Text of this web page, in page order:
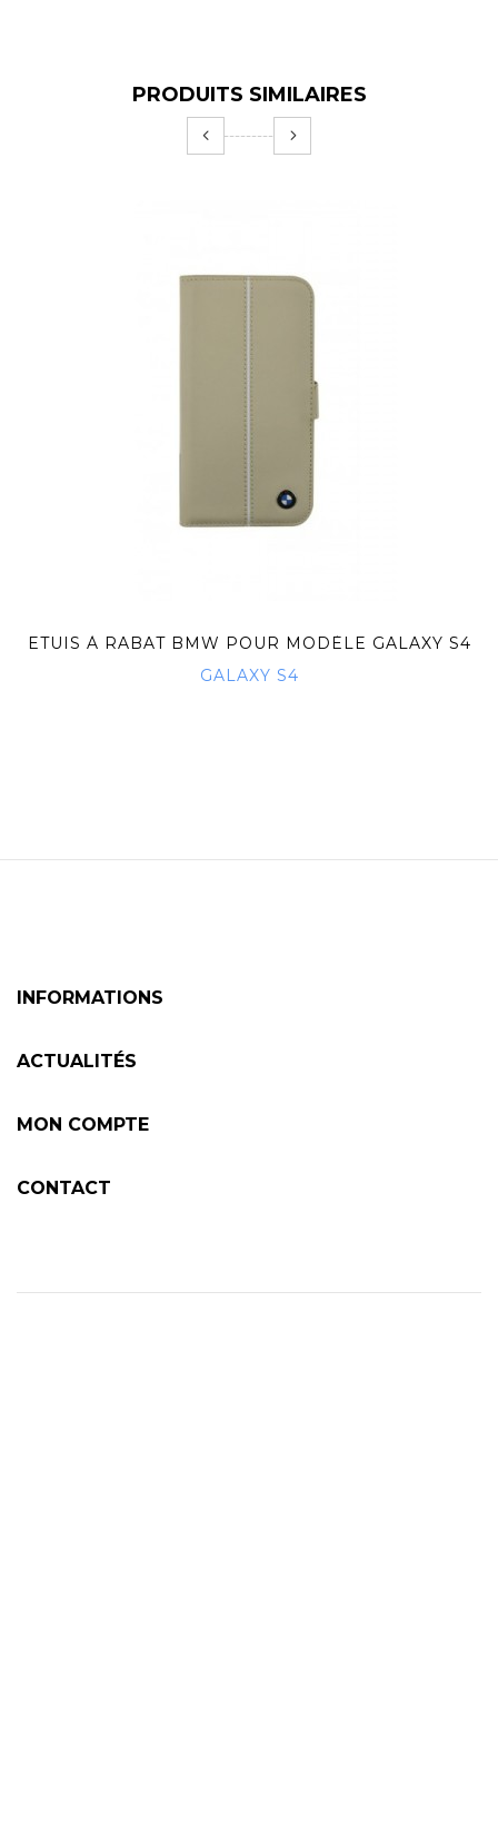
PRODUITS SIMILAIRES
ETUIS À RABAT BMW POUR MODÈLE GALAXY S4
GALAXY S4
INFORMATIONS
ACTUALITÉS
MON COMPTE
CONTACT